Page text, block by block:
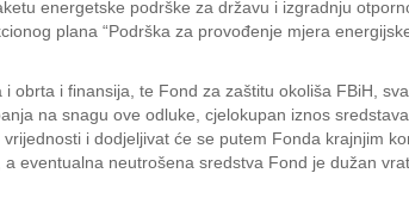
energetske podrške za državu i izgradnju
plana “Podrška za provođenje mjera
i finansija, te Fond za zaštitu okoliša FBiH,
na snagu ove odluke, cjelokupan iznos
i dodjeljivat će se putem Fonda krajnjim
eventualna neutrošena sredstva Fond je dužan